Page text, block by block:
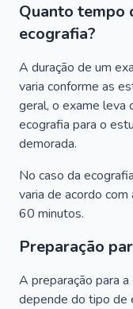
Quanto tempo
ecografia?
A duração de um
varia conforme as
geral, o exame leva
ecografia para o
demorada.
No caso da
varia de acordo
60 minutos.
Preparação
A preparação para
depende do tipo de